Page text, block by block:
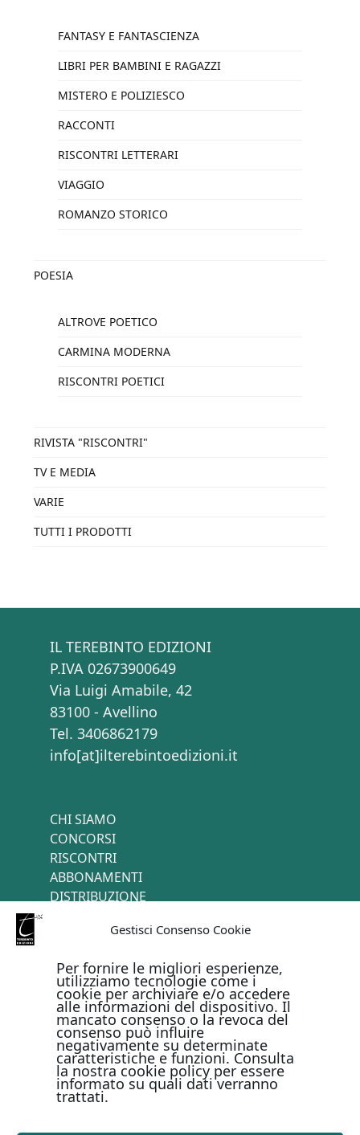
Gestisci Consenso Cookie
Per fornire le migliori esperienze,
utilizziamo tecnologie come i
cookie per archiviare e/o accedere
alle informazioni del dispositivo. Il
mancato consenso o la revoca del
consenso può influire
negativamente su determinate
caratteristiche e funzioni. Consulta
la nostra cookie policy per essere
informato su quali dati verranno
trattati.
FANTASY E FANTASCIENZA
LIBRI PER BAMBINI E RAGAZZI
MISTERO E POLIZIESCO
RACCONTI
RISCONTRI LETTERARI
VIAGGIO
ROMANZO STORICO
POESIA
ALTROVE POETICO
CARMINA MODERNA
RISCONTRI POETICI
RIVISTA "RISCONTRI"
TV E MEDIA
VARIE
TUTTI I PRODOTTI
IL TEREBINTO EDIZIONI
P.IVA 02673900649
Via Luigi Amabile, 42
83100 - Avellino
Tel. 3406862179
info[at]ilterebintoedizioni.it
CHI SIAMO
CONCORSI
RISCONTRI
ABBONAMENTI
DISTRIBUZIONE
PAGAMENTI ONLINE CON
Metodi di pagamento